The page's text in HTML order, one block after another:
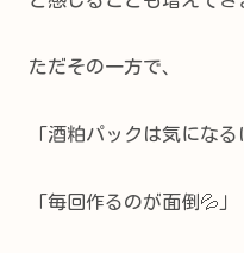
ただその一方で、
「酒粕パックは気にな
「毎回作るのが面倒💦」